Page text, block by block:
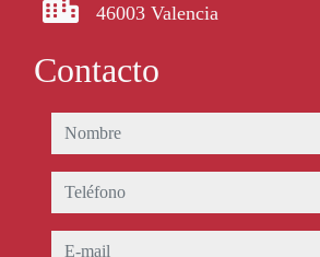
46003 Valencia
Contacto
nombre
teléfono
e-mail